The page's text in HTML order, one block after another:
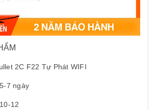
2C F22 Tự Phát WIFI
7 ngày
12